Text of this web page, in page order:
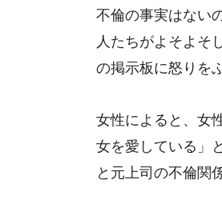
不倫の事実はない
人たちがよそよそ
の掲示板に怒りを
女性によると、女
女を愛している」
と元上司の不倫関